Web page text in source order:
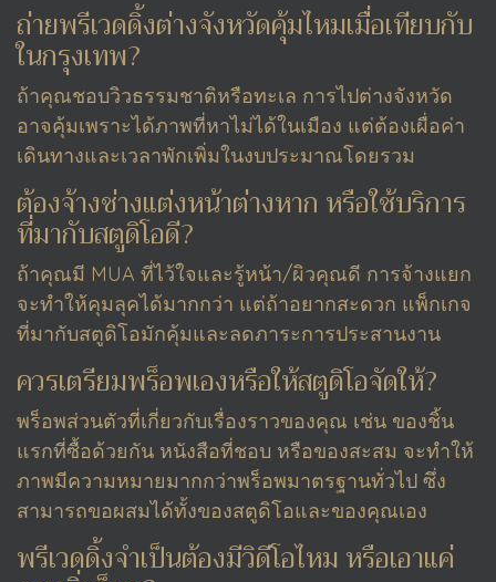
ถ่ายพรีเวดดิ้งต่างจังหวัดคุ้มไหมเมื่อเทียบกับ
ในกรุงเทพ?
ถ้าคุณชอบวิวธรรมชาติหรือทะเล การไปต่างจังหวัด
อาจคุ้มเพราะได้ภาพที่หาไม่ได้ในเมือง แต่ต้องเผื่อค่า
เดินทางและเวลาพักเพิ่มในงบประมาณโดยรวม
ต้องจ้างช่างแต่งหน้าต่างหาก หรือใช้บริการ
ที่มากับสตูดิโอดี?
ถ้าคุณมี MUA ที่ไว้ใจและรู้หน้า/ผิวคุณดี การจ้างแยก
จะทำให้คุมลุคได้มากกว่า แต่ถ้าอยากสะดวก แพ็กเกจ
ที่มากับสตูดิโอมักคุ้มและลดภาระการประสานงาน
ควรเตรียมพร็อพเองหรือให้สตูดิโอจัดให้?
พร็อพส่วนตัวที่เกี่ยวกับเรื่องราวของคุณ เช่น ของชิ้น
แรกที่ซื้อด้วยกัน หนังสือที่ชอบ หรือของสะสม จะทำให้
ภาพมีความหมายมากกว่าพร็อพมาตรฐานทั่วไป ซึ่ง
สามารถขอผสมได้ทั้งของสตูดิโอและของคุณเอง
พรีเวดดิ้งจำเป็นต้องมีวิดีโอไหม หรือเอาแค่